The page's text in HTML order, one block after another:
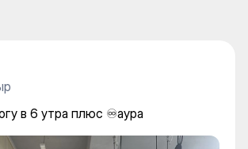
в 6 утра плюс ♾️аура